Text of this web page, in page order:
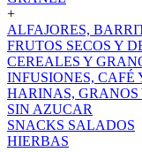
+
ALFAJORES,
FRUTOS SECOS Y
CEREALES Y
INFUSIONES, CAFÉ
HARINAS, GRANOS
SIN AZUCAR
SNACKS SALADOS
HIERBAS